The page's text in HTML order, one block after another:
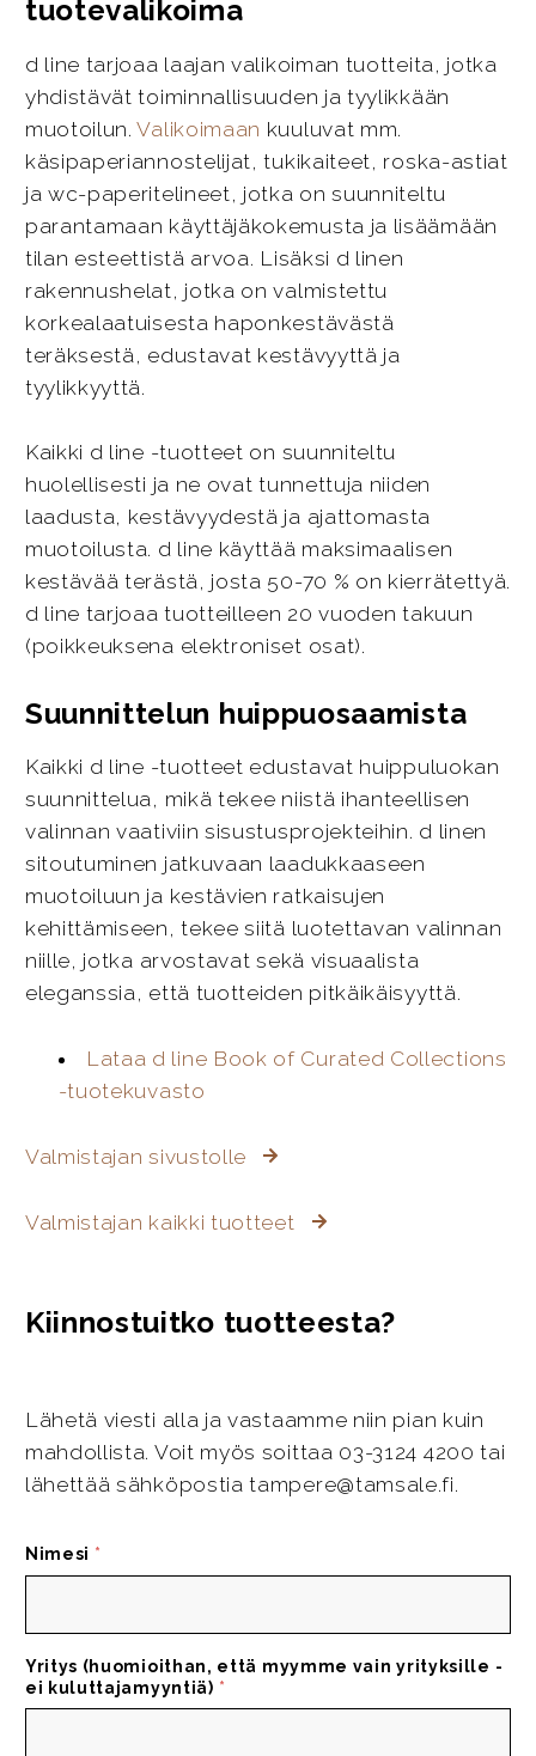
tuotevalikoima
d line tarjoaa laajan valikoiman tuotteita, jotka
yhdistävät toiminnallisuuden ja tyylikkään
muotoilun.Valikoimaan kuuluvat mm.
käsipaperiannostelijat, tukikaiteet, roska-astiat
ja wc-paperitelineet, jotka on suunniteltu
parantamaan käyttäjäkokemusta ja lisäämään
tilan esteettistä arvoa. Lisäksi d linen
rakennushelat, jotka on valmistettu
korkealaatuisesta haponkestävästä
teräksestä, edustavat kestävyyttä ja
tyylikkyyttä.
Kaikki d line -tuotteet on suunniteltu
huolellisesti ja ne ovat tunnettuja niiden
laadusta, kestävyydestä ja ajattomasta
muotoilusta. d line käyttää maksimaalisen
kestävää terästä, josta 50-70 % on kierrätettyä.
d line tarjoaa tuotteilleen 20 vuoden takuun
(poikkeuksena elektroniset osat).
Suunnittelun huippuosaamista
Kaikki d line -tuotteet edustavat huippuluokan
suunnittelua, mikä tekee niistä ihanteellisen
valinnan vaativiin sisustusprojekteihin. d linen
sitoutuminen jatkuvaan laadukkaaseen
muotoiluun ja kestävien ratkaisujen
kehittämiseen, tekee siitä luotettavan valinnan
niille, jotka arvostavat sekä visuaalista
eleganssia, että tuotteiden pitkäikäisyyttä.
Lataa d line Book of Curated Collections
-tuotekuvasto
Valmistajan sivustolle
Valmistajan kaikki tuotteet
Kiinnostuitko tuotteesta?
Lähetä viesti alla ja vastaamme niin pian kuin
mahdollista. Voit myös soittaa 03-3124 4200 tai
lähettää sähköpostia tampere@tamsale.fi.
Nimesi *
Yritys (huomioithan, että myymme vain yrityksille -
ei kuluttajamyyntiä) *